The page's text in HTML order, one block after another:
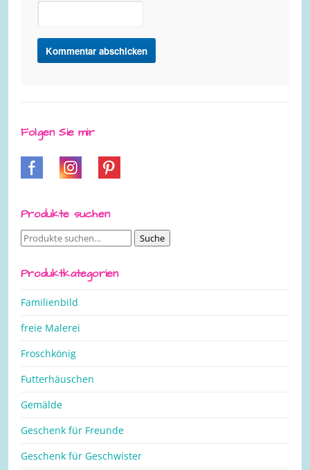
Folgen Sie mir
Produkte suchen
Suche
Suche
Produktkategorien
Familienbild
freie Malerei
Froschkönig
Futterhäuschen
Gemälde
Geschenk für Freunde
Geschenk für Geschwister